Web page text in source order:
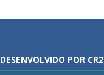
DESENVOLVIDO POR CR2